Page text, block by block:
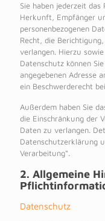
Sie haben jederzeit
Herkunft, Empfänger
personenbezogenen
Recht, die
verlangen. Hierzu
Datenschutz können
angegebenen Adresse
ein Beschwerderecht
Außerdem haben Sie
die Einschränkung der
Daten zu verlangen.
Datenschutzerklärung
Verarbeitung“.
2. Allgemeine
Datenschutz